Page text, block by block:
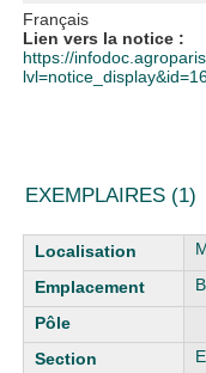
Français
Lien vers la notice :
https://
EXEMPLAIRES (1)
Liste des exemplaires